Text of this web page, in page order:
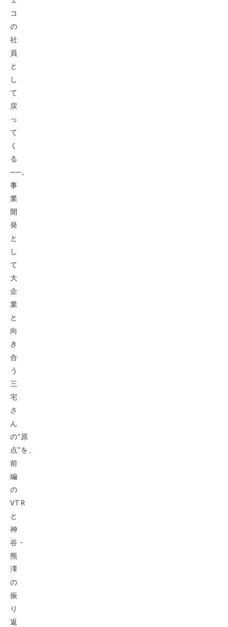
コ
の
社
員
と
し
て
戻
っ
て
く
る
──。
事
業
開
発
と
し
て
大
企
業
と
向
き
合
う
三
宅
さ
ん
の“原
点”を、
前
編
の
VTR
と
神
谷・
熊
澤
の
振
り
返